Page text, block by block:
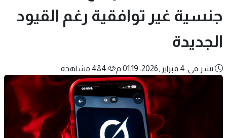
جنسية غير توافقية رغم القيود
الجديدة
نشر في: 4 فبراير ,2026: 01:19 م 484 مشاهدة